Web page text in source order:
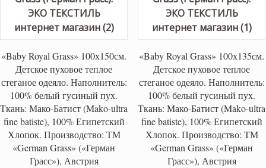
«Baby Royal Grass» 100х150см.
Детское пуховое теплое
стеганое одеяло. Наполнитель:
100% белый гусиный пух.
Ткань: Мако-Батист (Mako-ultra
fine batiste), 100% Египетский
Хлопок. Производство: ТМ
«German Grass» («Герман
Грасс»), Австрия
«Baby Royal Grass» 100х135см.
Детское пуховое теплое
стеганое одеяло. Наполнитель:
100% белый гусиный пух.
Ткань: Мако-Батист (Mako-ultra
fine batiste), 100% Египетский
Хлопок. Производство: ТМ
«German Grass» («Герман
Грасс»), Австрия